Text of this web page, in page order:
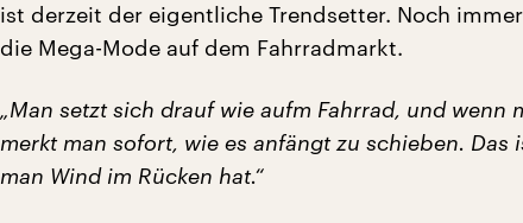
ist derzeit der eigentliche Trendsetter. Noch
die Mega-Mode auf dem Fahrradmarkt.
„Man setzt sich drauf wie aufm Fahrrad, und wenn
merkt man sofort, wie es anfängt zu schieben. Das
man Wind im Rücken hat.“